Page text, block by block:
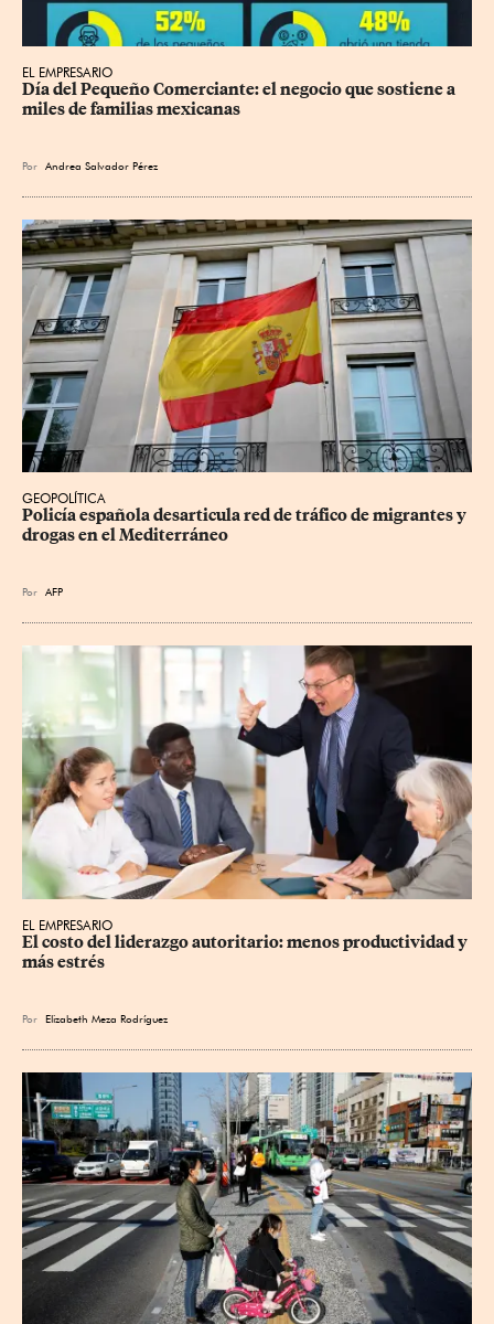
EL EMPRESARIO
Día del Pequeño Comerciante: el negocio que sostiene a
miles de familias mexicanas
Por Andrea Salvador Pérez
GEOPOLÍTICA
Policía española desarticula red de tráfico de migrantes y
drogas en el Mediterráneo
Por AFP
EL EMPRESARIO
El costo del liderazgo autoritario: menos productividad y
más estrés
Por Elizabeth Meza Rodríguez